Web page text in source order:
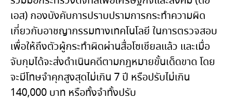
เอส) กองบังคับการปราบปรามการกระทำความผิด
เกี่ยวกับอาชญากรรมทางเทคโนโลยี ในการตรวจสอบ
เพื่อให้ถึงตัวผู้กระทำผิดผ่านสื่อโซเชียลแล้ว และเมื่อ
จับกุมได้จะส่งดำเนินคดีตามกฎหมายขั้นเด็ดขาด โดย
จะมีโทษจำคุกสูงสุดไม่เกิน 7 ปี หรือปรับไม่เกิน
140,000 บาท หรือทั้งจำทั้งปรับ